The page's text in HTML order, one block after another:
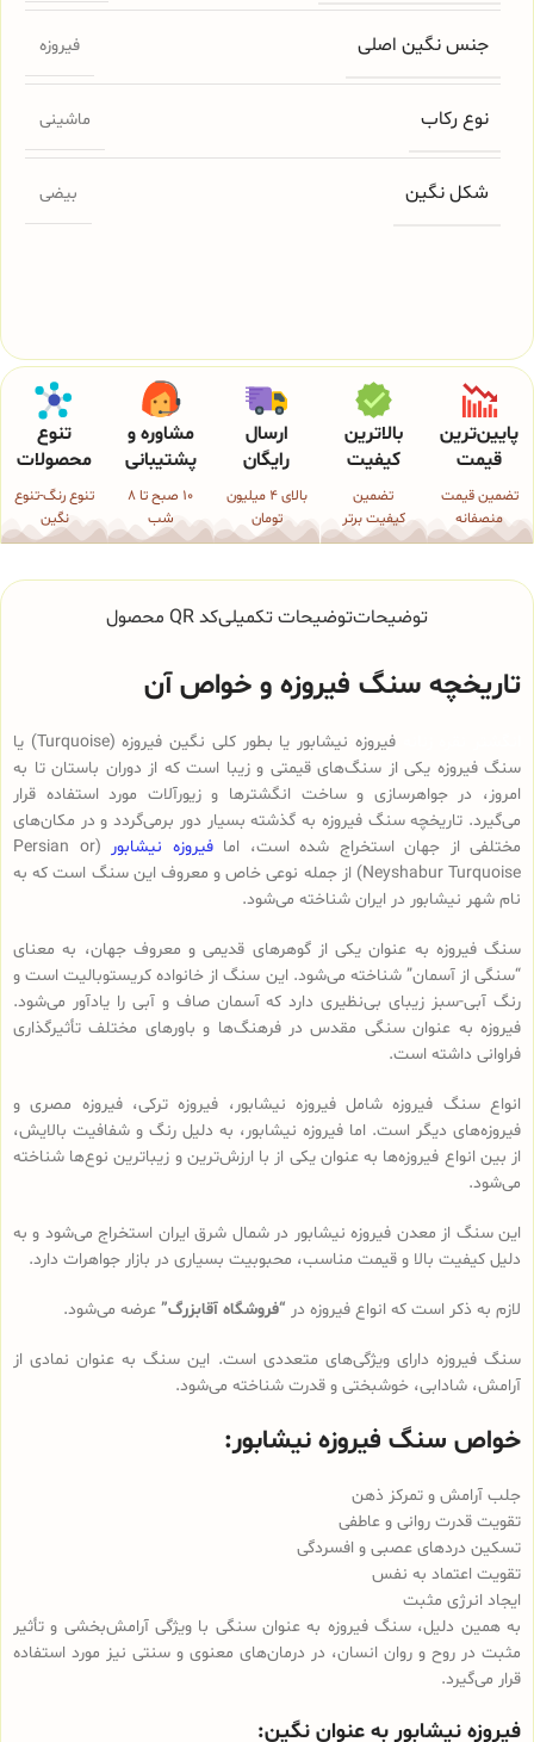
جنس نگین اصلی فیروزه
نوع رکاب ماشینی
شکل نگین بیضی
پایین‌ترین
قیمت
تضمین قیمت
منصفانه
بالاترین
کیفیت
تضمین
کیفیت برتر
ارسال
رایگان
بالای 4 میلیون
تومان
مشاوره و
پشتیبانی
10 صبح تا 8
شب
تنوع
محصولات
تنوع رنگ-تنوع
نگین
توضیحاتتوضیحات تکمیلیکد QR محصول
تاریخچه سنگ فیروزه و خواص آن
فیروزه نیشابور یا بطور کلی نگین فیروزه (Turquoise) یا
سنگ فیروزه یکی از سنگ‌های قیمتی و زیبا است که از دوران باستان تا به
امروز، در جواهرسازی و ساخت انگشترها و زیورآلات مورد استفاده قرار
می‌گیرد. تاریخچه سنگ فیروزه به گذشته بسیار دور برمی‌گردد و در مکان‌های
مختلفی از جهان استخراج شده است، امافیروزه نیشابور
(Persian or
Neyshabur Turquoise) از جمله نوعی خاص و معروف این سنگ است که به
نام شهر نیشابور در ایران شناخته می‌شود.
سنگ فیروزه به عنوان یکی از گوهرهای قدیمی و معروف جهان، به معنای
“سنگی از آسمان” شناخته می‌شود. این سنگ از خانواده کریستوبالیت است و
رنگ آبی-سبز زیبای بی‌نظیری دارد که آسمان صاف و آبی را یادآور می‌شود.
فیروزه به عنوان سنگی مقدس در فرهنگ‌ها و باورهای مختلف تأثیرگذاری
فراوانی داشته است.
انواع سنگ فیروزه شامل فیروزه نیشابور، فیروزه ترکی، فیروزه مصری و
فیروزه‌های دیگر است. اما فیروزه نیشابور، به دلیل رنگ و شفافیت بالایش،
از بین انواع فیروزه‌ها به عنوان یکی از با ارزش‌ترین و زیباترین نوع‌ها شناخته
می‌شود.
این سنگ از معدن فیروزه نیشابور در شمال شرق ایران استخراج می‌شود و به
دلیل کیفیت بالا و قیمت مناسب، محبوبیت بسیاری در بازار جواهرات دارد.
لازم به ذکر است که انواع فیروزه در “فروشگاه آقابزرگ” عرضه می‌شود.
سنگ فیروزه دارای ویژگی‌های متعددی است. این سنگ به عنوان نمادی از
آرامش، شادابی، خوشبختی و قدرت شناخته می‌شود.
خواص سنگ فیروزه نیشابور:
جلب آرامش و تمرکز ذهن
تقویت قدرت روانی و عاطفی
تسکین دردهای عصبی و افسردگی
تقویت اعتماد به نفس
ایجاد انرژی مثبت
به همین دلیل، سنگ فیروزه به عنوان سنگی با ویژگی آرامش‌بخشی و تأثیر
مثبت در روح و روان انسان، در درمان‌های معنوی و سنتی نیز مورد استفاده
قرار می‌گیرد.
فیروزه نیشابور به عنوان نگین: